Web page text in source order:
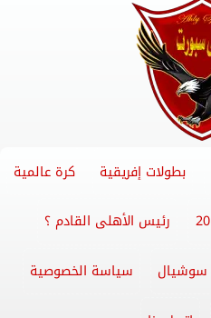
بطولات إفريقية كرة عالمية
رئيس الأهلى القادم ؟
سوشيال سياسة الخصوصية